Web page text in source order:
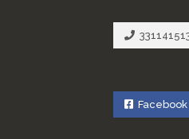
Facebook